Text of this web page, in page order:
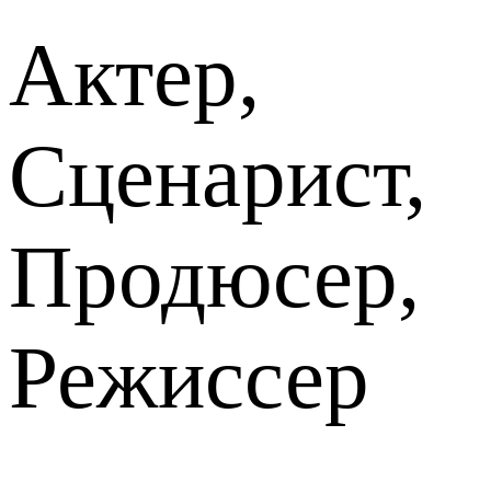
Актер,
Сценарист,
Продюсер,
Режиссер